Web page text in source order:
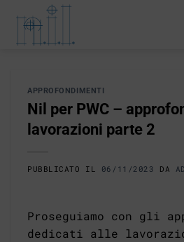
contenuti
APPROFONDIMENTI
Nil per PWC –
lavorazioni parte 2
PUBBLICATO IL 06/11/2023 DA
Proseguiamo con gli
dedicati alle